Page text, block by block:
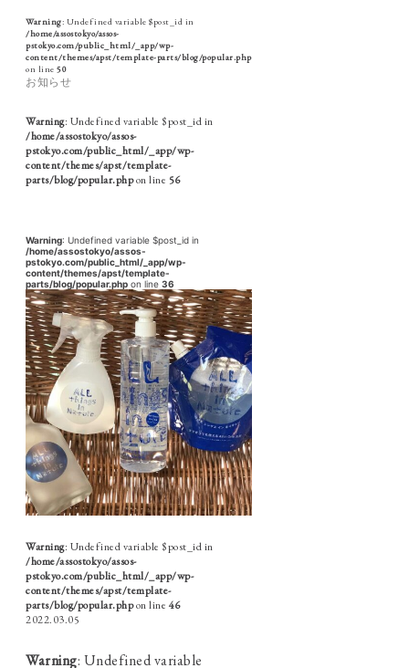
Warning: Undefined variable $post_id in
/home/assostokyo/assos-
pstokyo.com/public_html/_app/wp-
content/themes/apst/template-parts/blog/popular.php
on line 50
お知らせ
Warning: Undefined variable $post_id in
/home/assostokyo/assos-
pstokyo.com/public_html/_app/wp-
content/themes/apst/template-
parts/blog/popular.phpon line 56
Warning: Undefined variable $post_id in
/home/assostokyo/assos-
pstokyo.com/public_html/_app/wp-
content/themes/apst/template-
parts/blog/popular.php on line 36
Warning: Undefined variable $post_id in
/home/assostokyo/assos-
pstokyo.com/public_html/_app/wp-
content/themes/apst/template-
parts/blog/popular.phpon line 46
2022.03.05
Warning: Undefined variable